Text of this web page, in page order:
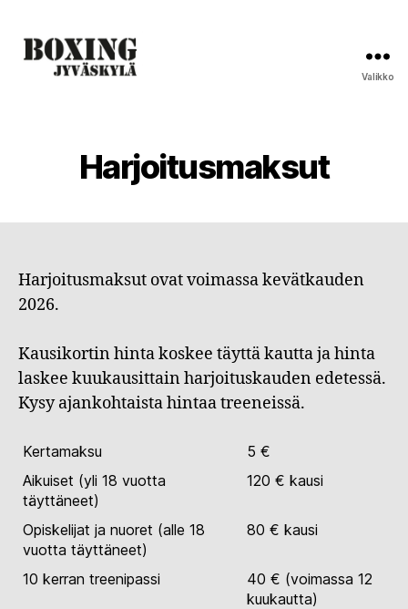
Valikko
Harjoitusmaksut
Harjoitusmaksut ovat voimassa kevätkauden
2026.
Kausikortin hinta koskee täyttä kautta ja hinta
laskee kuukausittain harjoituskauden edetessä.
Kysy ajankohtaista hintaa treeneissä.
Kertamaksu
5 €
Aikuiset (yli 18 vuotta
täyttäneet)
120 € kausi
Opiskelijat ja nuoret (alle 18
vuotta täyttäneet)
80 € kausi
10 kerran treenipassi
40 € (voimassa 12
kuukautta)